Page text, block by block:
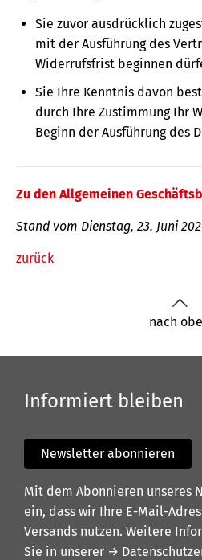
Sie zuvor ausdrücklich
mit der Ausführung des
Widerrufsfrist beginnen
Sie Ihre Kenntnis davon
durch Ihre Zustimmung Ihr
Beginn der Ausführung des
Zu den Allgemeinen
Stand vom Dienstag, 23. Juni
zurück
nach
Informiert bleiben
Newsletter abonnieren
Mit dem Abonnieren unseres
ein, dass wir Ihre E-Mail-
Versands nutzen. Weitere
Sie in unserer →